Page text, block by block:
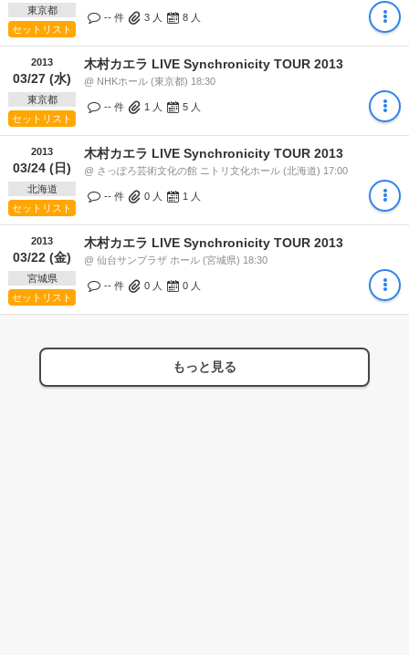
東京都
セットリスト
-- 件 3 人 8 人
2013
03/27 (水)
東京都
セットリスト
木村カエラ LIVE Synchronicity TOUR 2013
@ NHKホール (東京都) 18:30
-- 件 1 人 5 人
2013
03/24 (日)
北海道
セットリスト
木村カエラ LIVE Synchronicity TOUR 2013
@ さっぽろ芸術文化の館 ニトリ文化ホール (北海道) 17:00
-- 件 0 人 1 人
2013
03/22 (金)
宮城県
セットリスト
木村カエラ LIVE Synchronicity TOUR 2013
@ 仙台サンプラザ ホール (宮城県) 18:30
-- 件 0 人 0 人
もっと見る